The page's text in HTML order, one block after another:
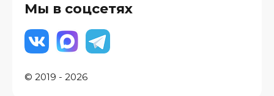
© 2019 - 2026
Мы в соцсетях